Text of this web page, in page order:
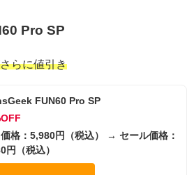
Pro SP
らに値引き
FUN60 Pro SP
格：5,980円（税込） → セール価格：
円（税込）